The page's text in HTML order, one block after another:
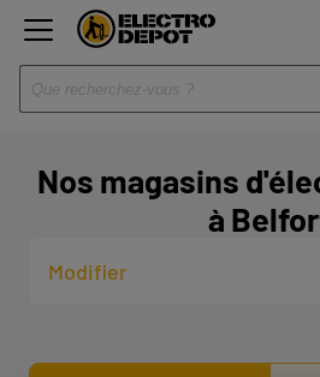
Nos magasins
à
Modifier